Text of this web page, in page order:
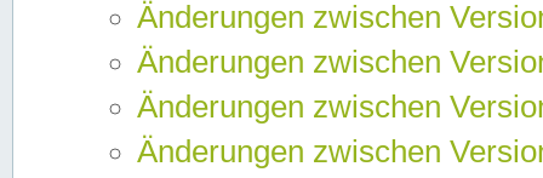
Änderungen zwischen
Änderungen zwischen
Änderungen zwischen
Änderungen zwischen